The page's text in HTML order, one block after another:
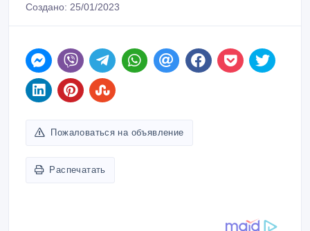
Создано: 25/01/2023
Пожаловаться на объявление
Распечатать